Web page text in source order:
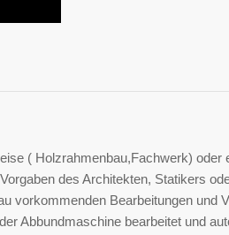
( Holzrahmenbau,Fachwerk) oder
des Architekten, Statikers
vorkommenden Bearbeitungen und
Abbundmaschine bearbeitet und